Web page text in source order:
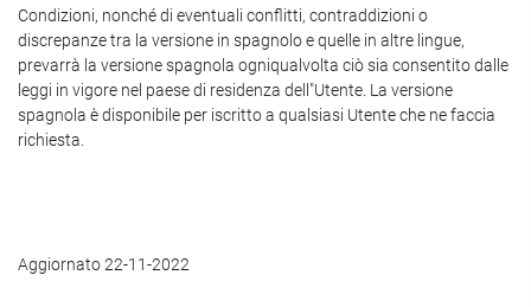
Condizioni, nonché di eventuali conflitti, contraddizioni o
discrepanze tra la versione in spagnolo e quelle in altre lingue,
prevarrà la versione spagnola ogniqualvolta ciò sia consentito dalle
leggi in vigore nel paese di residenza dell"Utente. La versione
spagnola è disponibile per iscritto a qualsiasi Utente che ne faccia
richiesta.
Aggiornato 22-11-2022